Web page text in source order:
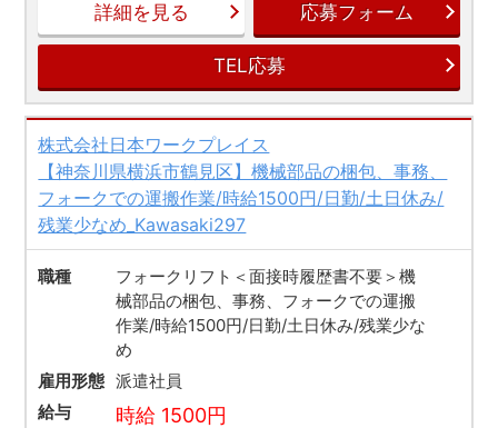
詳細を見る 応募フォーム
TEL応募
株式会社日本ワークプレイス
【神奈川県横浜市鶴見区】機械部品の梱包、事務、
フォークでの運搬作業/時給1500円/日勤/土日休み/
残業少なめ_Kawasaki297
職種
フォークリフト＜面接時履歴書不要＞機
械部品の梱包、事務、フォークでの運搬
作業/時給1500円/日勤/土日休み/残業少な
め
雇用形態 派遣社員
給与
時給 1500円